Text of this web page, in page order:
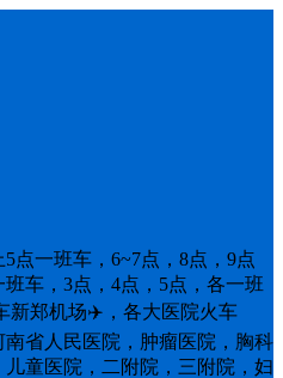
点一班车，6~7点，8点，9点
车，3点，4点，5点，各一班
新郑机场✈️，各大医院火车
省人民医院，肿瘤医院，胸科
童医院，二附院，三附院，妇